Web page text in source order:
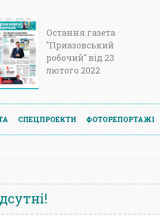
Остання газета
"Приазовський
робочий" від 23
лютого 2022
СПЕЦПРОЕКТИ ФОТОРЕПОРТАЖІ